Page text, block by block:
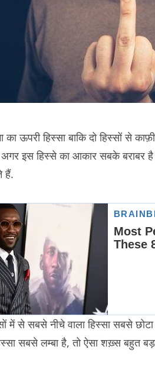
ऊपरी हिस्सा बाकि दो हिस्सों से
अगर इस हिस्से का आकार सबके बराबर
हैं.
में से सबसे नीचे वाला हिस्सा सबसे
सबसे लम्बा है, तो ऐसा शख़्स बहुत